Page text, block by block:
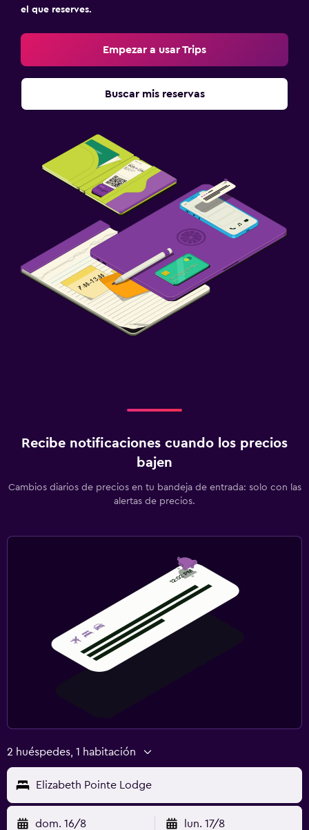
el que reserves.
Empezar a usar Trips
Buscar mis reservas
Recibe notificaciones cuando los precios
bajen
Cambios diarios de precios en tu bandeja de entrada: solo con las
alertas de precios.
2 huéspedes, 1 habitación
Elizabeth Pointe Lodge
dom. 16/8 lun. 17/8